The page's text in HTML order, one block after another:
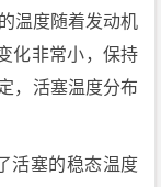
温度随着发动机
化非常小，保持
，活塞温度分布
活塞的稳态温度